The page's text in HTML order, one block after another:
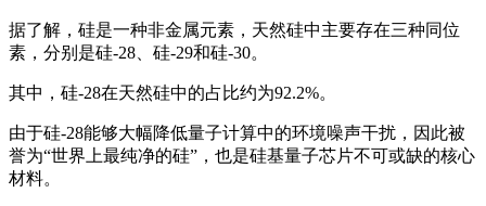
据了解，硅是一种非金属元素，天然硅中主要存在三种同位
素，分别是硅-28、硅-29和硅-30。
其中，硅-28在天然硅中的占比约为92.2%。
由于硅-28能够大幅降低量子计算中的环境噪声干扰，因此被
誉为“世界上最纯净的硅”，也是硅基量子芯片不可或缺的核心
材料。